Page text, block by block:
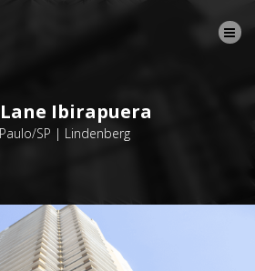
Ibirapuera
SP | Lindenberg